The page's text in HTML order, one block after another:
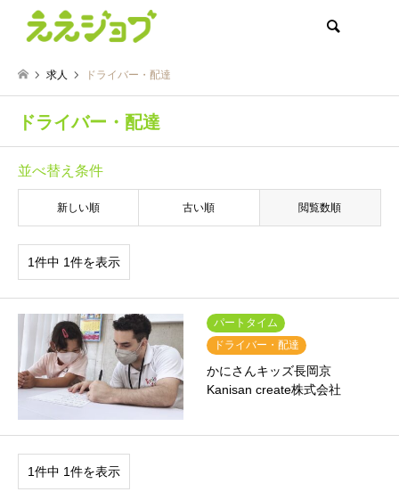
求人 ドライバー・配達
ドライバー・配達
並べ替え条件
新しい順 古い順 閲覧数順
1件中 1件を表示
パートタイム
ドライバー・配達
かにさんキッズ長岡京
Kanisan create株式会社
1件中 1件を表示